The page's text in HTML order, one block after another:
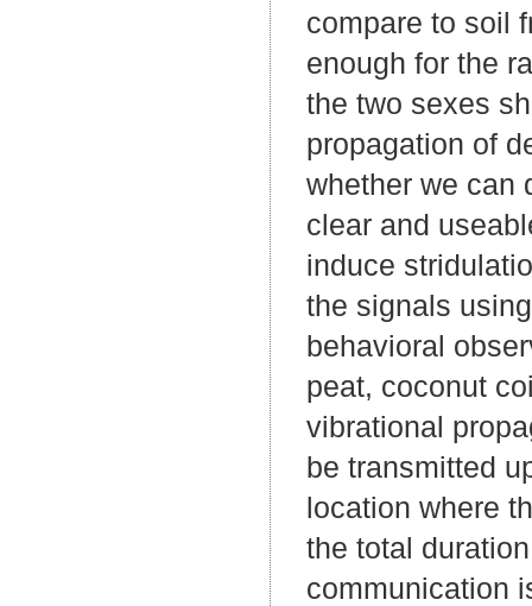
compare to soil
enough for the
the two sexes
propagation of
whether we can
clear and
induce
the signals
behavioral
peat, coconut
vibrational
be transmitted
location where
the total
communication